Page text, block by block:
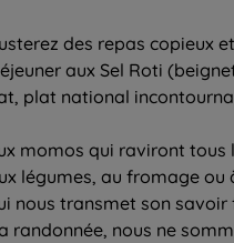
des repas copieux
aux Sel Roti
plat national
momos qui raviront tous
légumes, au fromage
nous transmet son
randonnée, nous ne